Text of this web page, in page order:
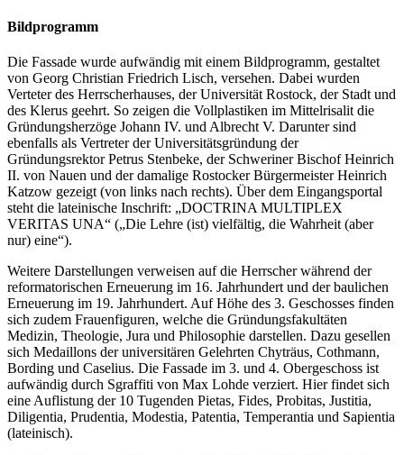
Bildprogramm
Die Fassade wurde aufwändig mit einem Bildprogramm, gestaltet
von Georg Christian Friedrich Lisch, versehen. Dabei wurden
Verteter des Herrscherhauses, der Universität Rostock, der Stadt und
des Klerus geehrt. So zeigen die Vollplastiken im Mittelrisalit die
Gründungsherzöge Johann IV. und Albrecht V. Darunter sind
ebenfalls als Vertreter der Universitätsgründung der
Gründungsrektor Petrus Stenbeke, der Schweriner Bischof Heinrich
II. von Nauen und der damalige Rostocker Bürgermeister Heinrich
Katzow gezeigt (von links nach rechts). Über dem Eingangsportal
steht die lateinische Inschrift: „DOCTRINA MULTIPLEX
VERITAS UNA“ („Die Lehre (ist) vielfältig, die Wahrheit (aber
nur) eine“).
Weitere Darstellungen verweisen auf die Herrscher während der
reformatorischen Erneuerung im 16. Jahrhundert und der baulichen
Erneuerung im 19. Jahrhundert. Auf Höhe des 3. Geschosses finden
sich zudem Frauenfiguren, welche die Gründungsfakultäten
Medizin, Theologie, Jura und Philosophie darstellen. Dazu gesellen
sich Medaillons der universitären Gelehrten Chyträus, Cothmann,
Bording und Caselius. Die Fassade im 3. und 4. Obergeschoss ist
aufwändig durch Sgraffiti von Max Lohde verziert. Hier findet sich
eine Auflistung der 10 Tugenden Pietas, Fides, Probitas, Justitia,
Diligentia, Prudentia, Modestia, Patentia, Temperantia und Sapientia
(lateinisch).